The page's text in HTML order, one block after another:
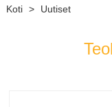
Koti > Uutiset